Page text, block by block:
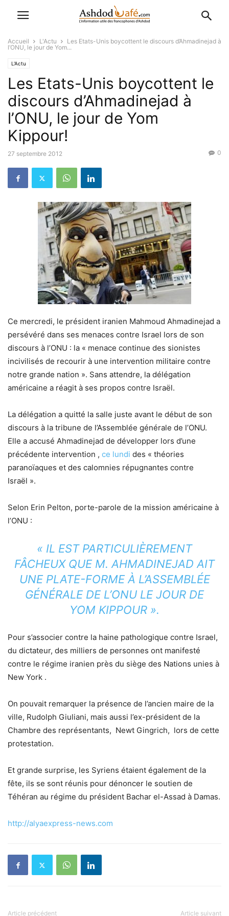
Accueil L'Actu
Les Etats-Unis boycottent le discours d’Ahmadinejad à
l’ONU, le jour de Yom...
L'Actu
Les Etats-Unis boycottent le
discours d’Ahmadinejad à
l’ONU, le jour de Yom
Kippour!
27 septembre 2012 0
Ce mercredi, le président iranien Mahmoud Ahmadinejad a
persévéré dans ses menaces contre Israel lors de son
discours à l’ONU : la « menace continue des sionistes
incivilisés de recourir à une intervention militaire contre
notre grande nation ». Sans attendre, la délégation
américaine a réagit à ses propos contre Israël.
La délégation a quitté la salle juste avant le début de son
discours à la tribune de l’Assemblée générale de l’ONU.
Elle a accusé Ahmadinejad de développer lors d’une
précédente intervention , ce lundi des « théories
paranoïaques et des calomnies répugnantes contre
Israël ».
Selon Erin Pelton, porte-parole de la mission américaine à
l’ONU :
« IL EST PARTICULIÈREMENT
FÂCHEUX QUE M. AHMADINEJAD AIT
UNE PLATE-FORME À L’ASSEMBLÉE
GÉNÉRALE DE L’ONU LE JOUR DE
YOM KIPPOUR ».
Pour s’associer contre la haine pathologique contre Israel,
du dictateur, des milliers de personnes ont manifesté
contre le régime iranien près du siège des Nations unies à
New York .
On pouvait remarquer la présence de l’ancien maire de la
ville, Rudolph Giuliani, mais aussi l’ex-président de la
Chambre des représentants, Newt Gingrich, lors de cette
protestation.
Et grande surprise, les Syriens étaient également de la
fête, ils se sont réunis pour dénoncer le soutien de
Téhéran au régime du président Bachar el-Assad à Damas.
http://alyaexpress-news.com
Article précédent Article suivant